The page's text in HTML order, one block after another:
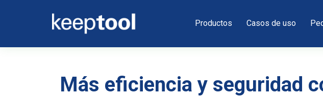
Productos Casos de uso
Más eficiencia y seguridad